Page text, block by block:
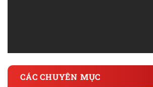
CÁC CHUYÊN MỤC